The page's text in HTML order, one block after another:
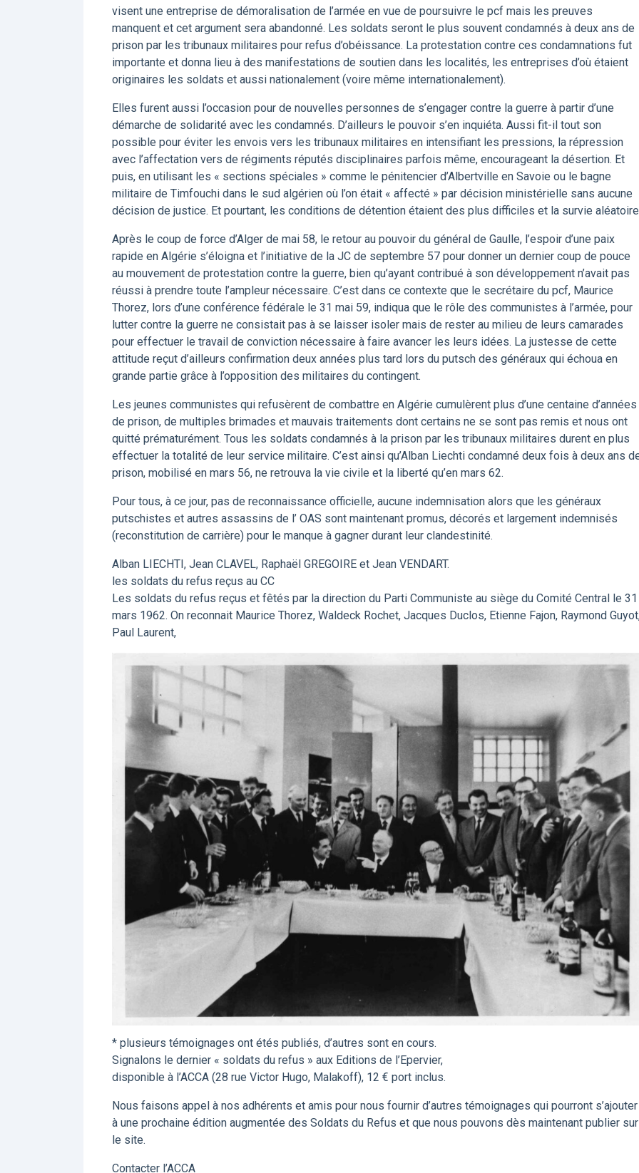
visent une entreprise de démoralisation de l’armée en vue de poursuivre le pcf mais les preuves
manquent et cet argument sera abandonné. Les soldats seront le plus souvent condamnés à deux ans de
prison par les tribunaux militaires pour refus d’obéissance. La protestation contre ces condamnations fut
importante et donna lieu à des manifestations de soutien dans les localités, les entreprises d’où étaient
originaires les soldats et aussi nationalement (voire même internationalement).
Elles furent aussi l’occasion pour de nouvelles personnes de s’engager contre la guerre à partir d’une
démarche de solidarité avec les condamnés. D’ailleurs le pouvoir s’en inquiéta. Aussi fit-il tout son
possible pour éviter les envois vers les tribunaux militaires en intensifiant les pressions, la répression
avec l’affectation vers de régiments réputés disciplinaires parfois même, encourageant la désertion. Et
puis, en utilisant les « sections spéciales » comme le pénitencier d’Albertville en Savoie ou le bagne
militaire de Timfouchi dans le sud algérien où l’on était « affecté » par décision ministérielle sans aucune
décision de justice. Et pourtant, les conditions de détention étaient des plus difficiles et la survie
Après le coup de force d’Alger de mai 58, le retour au pouvoir du général de Gaulle, l’espoir d’une paix
rapide en Algérie s’éloigna et l’initiative de la JC de septembre 57 pour donner un dernier coup de pouce
au mouvement de protestation contre la guerre, bien qu’ayant contribué à son développement n’avait pas
réussi à prendre toute l’ampleur nécessaire. C’est dans ce contexte que le secrétaire du pcf, Maurice
Thorez, lors d’une conférence fédérale le 31 mai 59, indiqua que le rôle des communistes à l’armée, pour
lutter contre la guerre ne consistait pas à se laisser isoler mais de rester au milieu de leurs camarades
pour effectuer le travail de conviction nécessaire à faire avancer les leurs idées. La justesse de cette
attitude reçut d’ailleurs confirmation deux années plus tard lors du putsch des généraux qui échoua en
grande partie grâce à l’opposition des militaires du contingent.
Les jeunes communistes qui refusèrent de combattre en Algérie cumulèrent plus d’une centaine d’années
de prison, de multiples brimades et mauvais traitements dont certains ne se sont pas remis et nous ont
quitté prématurément. Tous les soldats condamnés à la prison par les tribunaux militaires durent en plus
effectuer la totalité de leur service militaire. C’est ainsi qu’Alban Liechti condamné deux fois à deux ans
prison, mobilisé en mars 56, ne retrouva la vie civile et la liberté qu’en mars 62.
Pour tous, à ce jour, pas de reconnaissance officielle, aucune indemnisation alors que les généraux
putschistes et autres assassins de l’ OAS sont maintenant promus, décorés et largement indemnisés
(reconstitution de carrière) pour le manque à gagner durant leur clandestinité.
Alban LIECHTI, Jean CLAVEL, Raphaël GREGOIRE et Jean VENDART.
les soldats du refus reçus au CC
Les soldats du refus reçus et fêtés par la direction du Parti Communiste au siège du Comité Central le 31
mars 1962. On reconnait Maurice Thorez, Waldeck Rochet, Jacques Duclos, Etienne Fajon, Raymond
Paul Laurent,
* plusieurs témoignages ont étés publiés, d’autres sont en cours.
Signalons le dernier « soldats du refus » aux Editions de l’Epervier,
disponible à l’ACCA (28 rue Victor Hugo, Malakoff), 12 € port inclus.
Nous faisons appel à nos adhérents et amis pour nous fournir d’autres témoignages qui pourront s’ajouter
à une prochaine édition augmentée des Soldats du Refus et que nous pouvons dès maintenant publier sur
le site.
Contacter l’ACCA